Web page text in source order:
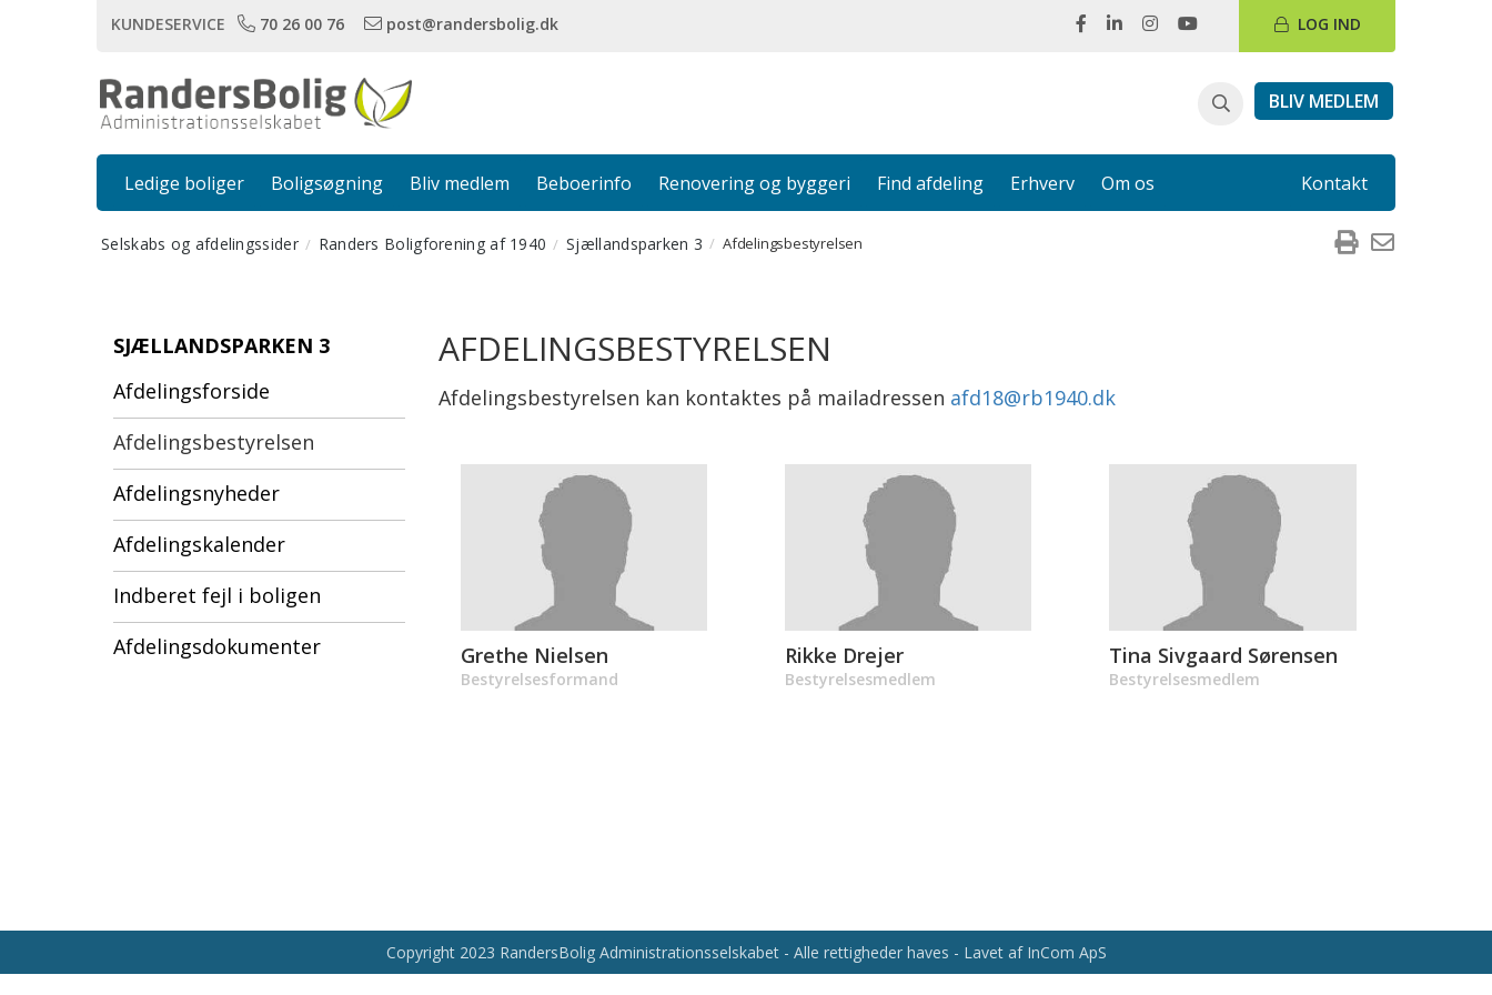
KUNDESERVICE 70 26 00 76 post@randersbolig.dk LOG IND
BLIV MEDLEM
Ledige boliger Boligsøgning Bliv medlem Beboerinfo Renovering og byggeri Find afdeling Erhverv Om os Kontakt
Selskabs og afdelingssider Randers Boligforening af 1940 Sjællandsparken 3 Afdelingsbestyrelsen
SJÆLLANDSPARKEN 3
Afdelingsforside
Afdelingsbestyrelsen
Afdelingsnyheder
Afdelingskalender
Indberet fejl i boligen
Afdelingsdokumenter
AFDELINGSBESTYRELSEN
Afdelingsbestyrelsen kan kontaktes på mailadressen afd18@rb1940.dk
Grethe Nielsen
Bestyrelsesformand
Rikke Drejer
Bestyrelsesmedlem
Tina Sivgaard Sørensen
Bestyrelsesmedlem
Copyright 2023 RandersBolig Administrationsselskabet - Alle rettigheder haves - Lavet af InCom ApS